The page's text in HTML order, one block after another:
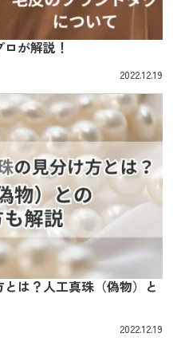
が解説！
2022.12.19
は？人工真珠（偽物）と
2022.12.19